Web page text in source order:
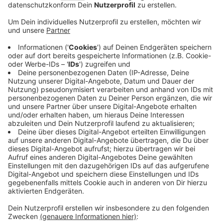
habe, gebe es dabei für die Besucher neue Regeln.
Veröffentlicht:Dienstag, 09.06.2020 07:46
Anzeige
Besuche sind täglich zwischen 15 und 19 Uhr möglich.
Die Besuchszeiten sind nicht nur beschränkt, die
Besucher müssen sich vorab auch registrieren und
einige Fragen beantworten. Dazu muss möglichst
rechtzeitig am Tag des Besuchs mit einem
Smartphone die 0221 478 55 777 gewählt werden.
Dann bekommt man eine SMS mit einem Link zu einem
Fragebogen. Wenn dieser ausgefüllt ist, bekommt der
Besucher automatisch einen Zutritts-Barcode
geschickt, ähnlich wie bei einer Flugreise.
Anzeige